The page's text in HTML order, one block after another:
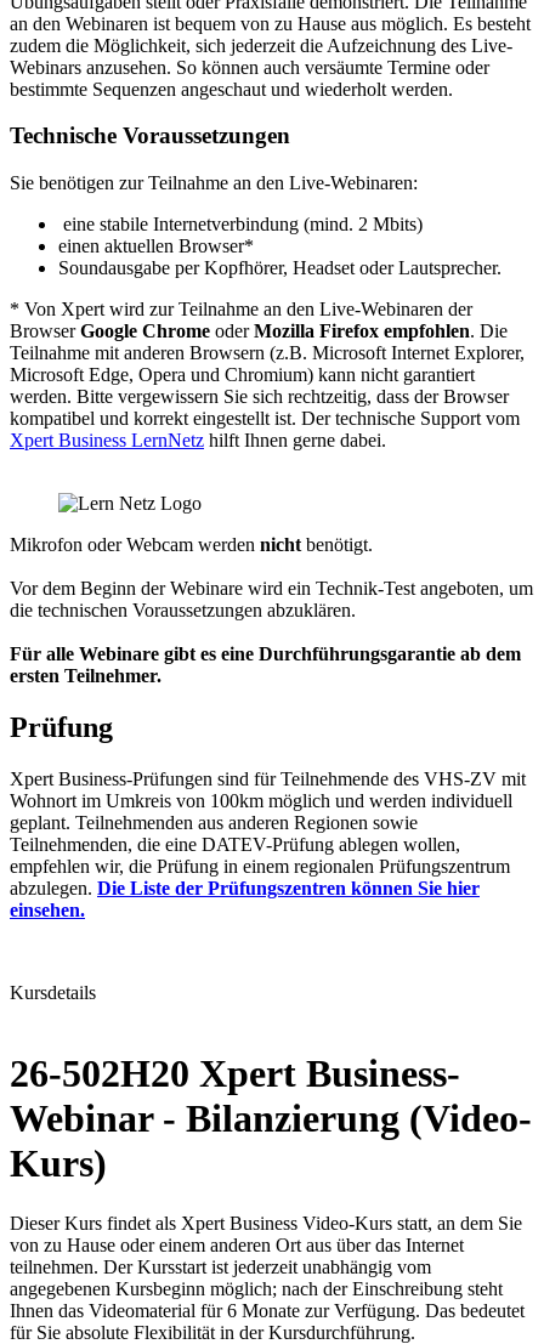
an den Webinaren ist bequem von zu Hause aus möglich. Es besteht
zudem die Möglichkeit, sich jederzeit die Aufzeichnung des Live-
Webinars anzusehen. So können auch versäumte Termine oder
bestimmte Sequenzen angeschaut und wiederholt werden.
Technische Voraussetzungen
Sie benötigen zur Teilnahme an den Live-Webinaren:
eine stabile Internetverbindung (mind. 2 Mbits)
einen aktuellen Browser*
Soundausgabe per Kopfhörer, Headset oder Lautsprecher.
* Von Xpert wird zur Teilnahme an den Live-Webinaren der
BrowserGoogle Chrome oderMozilla Firefox empfohlen. Die
Teilnahme mit anderen Browsern (z.B. Microsoft Internet Explorer,
Microsoft Edge, Opera und Chromium) kann nicht garantiert
werden. Bitte vergewissern Sie sich rechtzeitig, dass der Browser
kompatibel und korrekt eingestellt ist. Der technische Support vom
Xpert Business LernNetz hilft Ihnen gerne dabei.
Mikrofon oder Webcam werden nicht benötigt.
Vor dem Beginn der Webinare wird ein Technik-Test angeboten, um
die technischen Voraussetzungen abzuklären.
Für alle Webinare gibt es eine Durchführungsgarantie ab dem
ersten Teilnehmer.
Prüfung
Xpert Business-Prüfungen sind für Teilnehmende des VHS-ZV mit
Wohnort im Umkreis von 100km möglich und werden individuell
geplant. Teilnehmenden aus anderen Regionen sowie
Teilnehmenden, die eine DATEV-Prüfung ablegen wollen,
empfehlen wir, die Prüfung in einem regionalen Prüfungszentrum
abzulegen. Die Liste der Prüfungszentren können Sie hier
einsehen.
Kursdetails
26-502H20 Xpert Business-
Webinar - Bilanzierung (Video-
Kurs)
Dieser Kurs findet als Xpert Business Video-Kurs statt, an dem Sie
von zu Hause oder einem anderen Ort aus über das Internet
teilnehmen. Der Kursstart ist jederzeit unabhängig vom
angegebenen Kursbeginn möglich; nach der Einschreibung steht
Ihnen das Videomaterial für 6 Monate zur Verfügung. Das bedeutet
für Sie absolute Flexibilität in der Kursdurchführung.